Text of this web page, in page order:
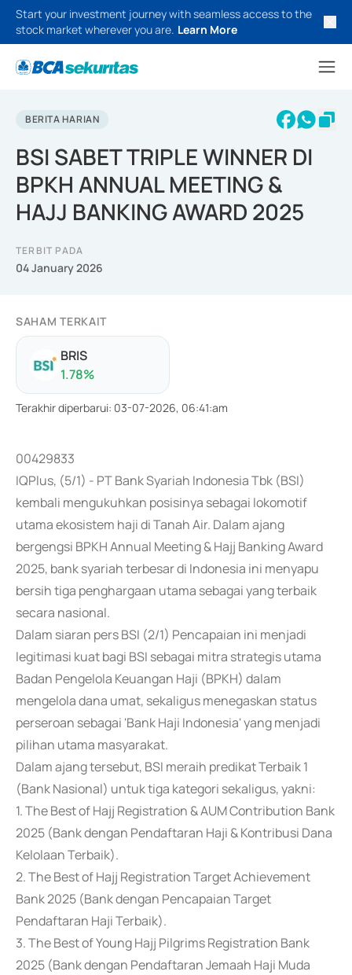
Start your investment journey with seamless access to the
stock market wherever you are. Learn More
BERITA HARIAN
BSI SABET TRIPLE WINNER DI
BPKH ANNUAL MEETING &
HAJJ BANKING AWARD 2025
TERBIT PADA
04 January 2026
SAHAM TERKAIT
BRIS
1.78%
Terakhir diperbarui: 03-07-2026, 06:41:am
00429833
IQPlus, (5/1) - PT Bank Syariah Indonesia Tbk (BSI)
kembali mengukuhkan posisinya sebagai lokomotif
utama ekosistem haji di Tanah Air. Dalam ajang
bergengsi BPKH Annual Meeting & Hajj Banking Award
2025, bank syariah terbesar di Indonesia ini menyapu
bersih tiga penghargaan utama sebagai yang terbaik
secara nasional.
Dalam siaran pers BSI (2/1) Pencapaian ini menjadi
legitimasi kuat bagi BSI sebagai mitra strategis utama
Badan Pengelola Keuangan Haji (BPKH) dalam
mengelola dana umat, sekaligus menegaskan status
perseroan sebagai 'Bank Haji Indonesia' yang menjadi
pilihan utama masyarakat.
Dalam ajang tersebut, BSI meraih predikat Terbaik 1
(Bank Nasional) untuk tiga kategori sekaligus, yakni:
1. The Best of Hajj Registration & AUM Contribution Bank
2025 (Bank dengan Pendaftaran Haji & Kontribusi Dana
Kelolaan Terbaik).
2. The Best of Hajj Registration Target Achievement
Bank 2025 (Bank dengan Pencapaian Target
Pendaftaran Haji Terbaik).
3. The Best of Young Hajj Pilgrims Registration Bank
2025 (Bank dengan Pendaftaran Jemaah Haji Muda